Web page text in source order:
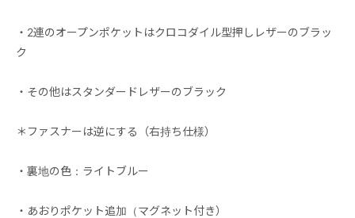
・2連のオープンポケットはクロコダイル型押しレザーのブラッ
ク
・その他はスタンダードレザーのブラック
＊ファスナーは逆にする（右持ち仕様）
・裏地の色：ライトブルー
・あおりポケット追加（マグネット付き）